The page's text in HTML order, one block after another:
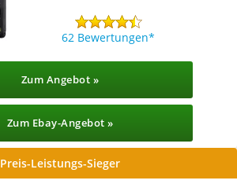
62 Bewertungen
Zum Angebot »
Zum Ebay-Angebot »
Preis-Leistungs-Sieger